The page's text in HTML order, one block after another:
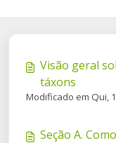
Visão geral
táxons
Modificado em Qui,
Seção A.